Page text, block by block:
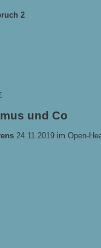
2
und Co
24.11.2019 im Open-